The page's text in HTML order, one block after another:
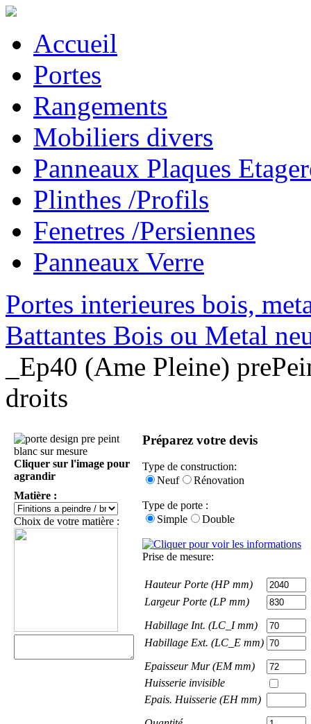
Accueil
Portes
Rangements
Mobiliers divers
Panneaux Plaques
Plinthes /Profils
Fenetres /Persiennes
Panneaux Verre
Portes interieures bois,
Battantes Bois ou Metal
_Ep40 (Ame Pleine)
droits
Cliquer sur l'image pour
agrandir
Matière :
Choix de votre matière :
Préparez votre devis
Type de construction:
Neuf
Rénovation
Type de porte :
Simple
Double
Prise de mesure:
Hauteur Porte (HP mm)
Largeur Porte (LP mm)
Habillage Int. (LC_I mm)
Habillage Ext. (LC_E mm)
Epaisseur Mur (EM mm)
Huisserie invisible
Epais. Huisserie (EH mm)